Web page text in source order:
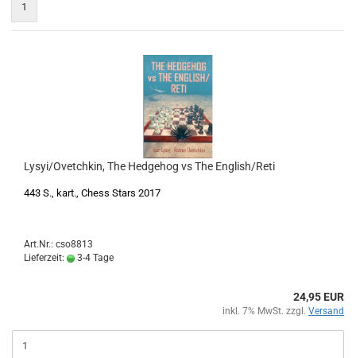
1
Lysyi/Ovetchkin, The Hedgehog vs The English/Reti
443 S., kart., Chess Stars 2017
Art.Nr.: cso8813
Lieferzeit:
3-4 Tage
24,95 EUR
inkl. 7% MwSt. zzgl. Versand